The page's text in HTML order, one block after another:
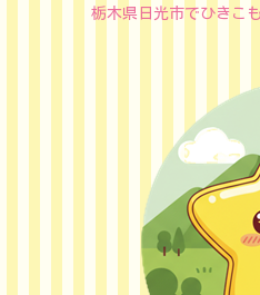
栃木県日光市でひきこ